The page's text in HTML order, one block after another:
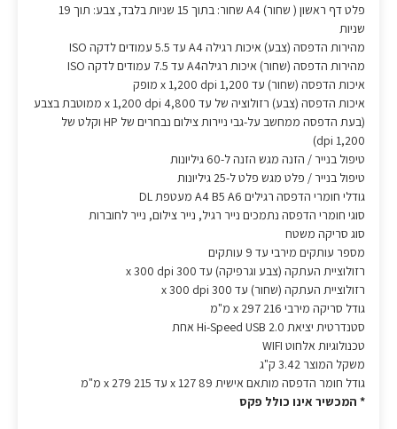
פלט דף ראשון ( שחור) A4 שחור: בתוך 15 שניות בלבד, צבע: תוך 19
שניות
מהירות הדפסה (צבע) איכות רגילה A4 עד 5.5 עמודים לדקה ISO
מהירות הדפסה (שחור) איכות רגילהA4 עד 7.5 עמודים לדקה ISO
איכות הדפסה (שחור) עד 1,200 x 1,200 dpi מופק
איכות הדפסה (צבע) רזולוציה של עד 4,800 x 1,200 dpi ממוטבת בצבע
(בעת הדפסה ממחשב על-גבי ניירות צילום נבחרים של HP וקלט של
1,200 dpi)
טיפול בנייר / הזנה מגש הזנה ל-60 גיליונות
טיפול בנייר / פלט מגש פלט ל-25 גיליונות
גודלי חומרי הדפסה רגילים A4 B5 A6 מעטפת DL
סוגי חומרי הדפסה נתמכים נייר רגיל, נייר צילום, נייר לחוברות
סוג סריקה משטח
מספר עותקים מירבי עד 9 עותקים
רזולוציית העתקה (צבע וגרפיקה) עד 300 x 300 dpi
רזולוציית העתקה (שחור) עד 300 x 300 dpi
גודל סריקה מירבי 216 x 297 מ"מ
סטנדרטית יציאת Hi-Speed USB 2.0 אחת
טכנולוגיות אלחוט WIFI
משקל המוצר 3.42 ק"ג
גודל חומר הדפסה מותאם אישית 89 x 127 עד 215 x 279 מ"מ
* המכשיר אינו כולל פקס